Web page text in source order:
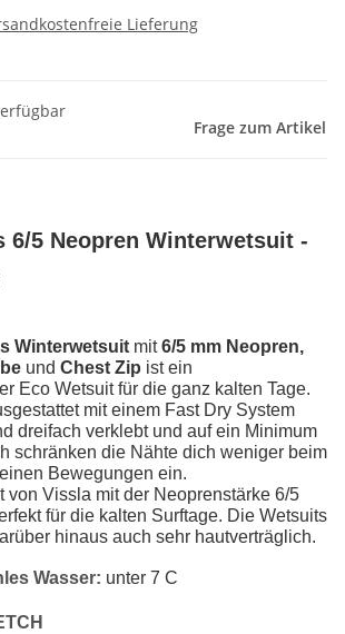
Lieferung
Frage zum Artikel
6/5 Neopren Winterwetsuit -
Winterwetsuit mit6/5 mm Neopren,
und Chest Zip ist ein
Eco Wetsuit für die ganz kalten Tage.
mit einem Fast Dry System
dreifach verklebt und auf ein Minimum
schränken die Nähte dich weniger beim
Bewegungen ein.
von Vissla mit der Neoprenstärke 6/5
für die kalten Surftage. Die Wetsuits
hinaus auch sehr hautverträglich.
Wasser: unter 7 C